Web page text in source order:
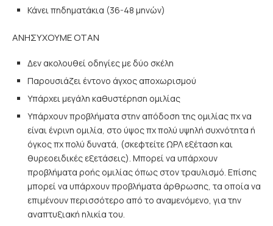
Κάνει πηδηματάκια (36-48 μηνών)
ΑΝΗΣΥΧΟΥΜΕ ΟΤΑΝ
Δεν ακολουθεί οδηγίες με δύο σκέλη
Παρουσιάζει έντονο άγχος αποχωρισμού
Υπάρχει μεγάλη καθυστέρηση ομιλίας
Υπάρχουν προβλήματα στην απόδοση της ομιλίας πχ να
είναι ένρινη ομιλία, στο ύψος πχ πολύ υψηλή συχνότητα ή
όγκος πχ πολύ δυνατά, (σκεφτείτε ΩΡΛ εξέταση και
θυρεοειδικές εξετάσεις). Μπορεί να υπάρχουν
προβλήματα ροής ομιλίας όπως στον τραυλισμό. Επίσης
μπορεί να υπάρχουν προβλήματα άρθρωσης, τα οποία να
επιμένουν περισσότερο από το αναμενόμενο, για την
αναπτυξιακή ηλικία του.